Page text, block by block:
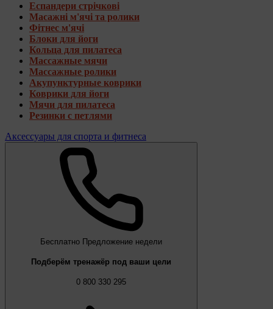
Еспандери стрічкові
Масажні м'ячі та ролики
Фітнес м'ячі
Блоки для йоги
Кольца для пилатеса
Массажные мячи
Массажные ролики
Акупунктурные коврики
Коврики для йоги
Мячи для пилатеса
Резинки с петлями
Аксессуары для спорта и фитнеса
Бесплатно Предложение недели
Подберём тренажёр под ваши цели
0 800 330 295